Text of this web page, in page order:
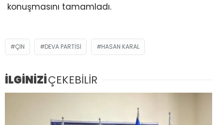
konuşmasını tamamladı.
ÇIN DEVA PARTISI HASAN KARAL
İLGİNİZİÇEKEBİLİR